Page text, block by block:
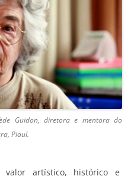
Guidon, diretora e mentora do
Piauí.
valor artístico, histórico e